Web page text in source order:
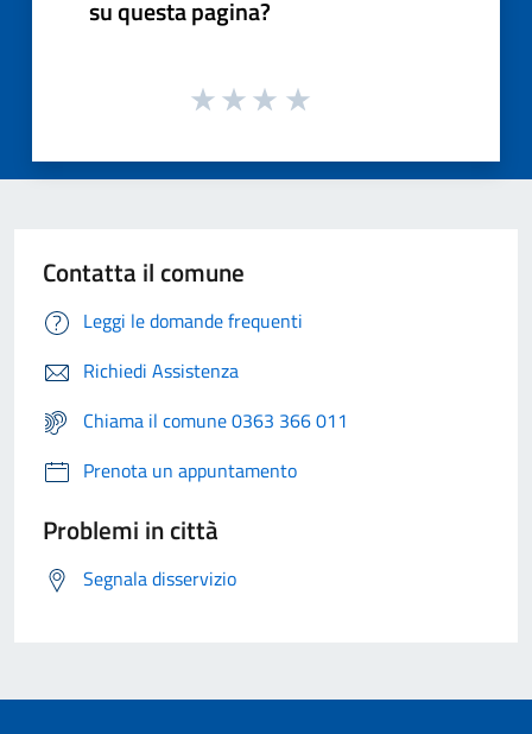
su questa pagina?
Contatta il comune
Leggi le domande frequenti
Richiedi Assistenza
Chiama il comune 0363 366 011
Prenota un appuntamento
Problemi in città
Segnala disservizio